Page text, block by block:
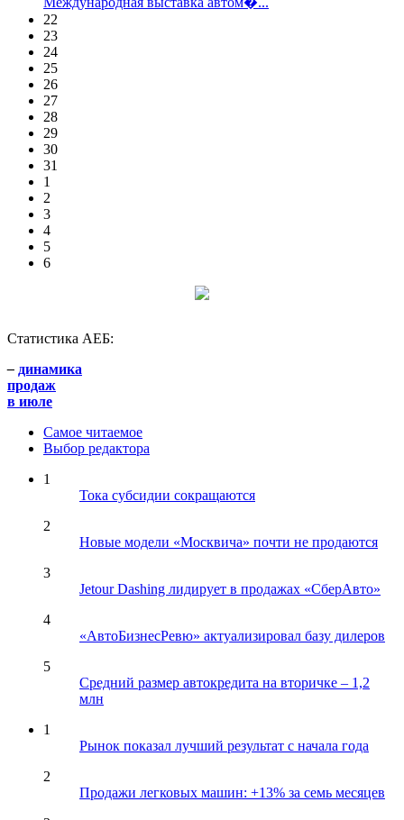
22
23
24
25
26
27
28
29
30
31
1
2
3
4
5
6
Статистика АЕБ:
– динамика
продаж
в июле
Самое читаемое
Выбор редактора
1
Тока субсидии сокращаются
2
Новые модели «Москвича» почти не продаются
3
Jetour Dashing лидирует в продажах «СберАвто»
4
«АвтоБизнесРевю» актуализировал базу дилеров
5
Средний размер автокредита на вторичке – 1,2
млн
1
Рынок показал лучший результат с начала года
2
Продажи легковых машин: +13% за семь месяцев